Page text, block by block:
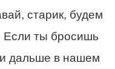
старик, будем
Если ты бросишь
дальше в нашем